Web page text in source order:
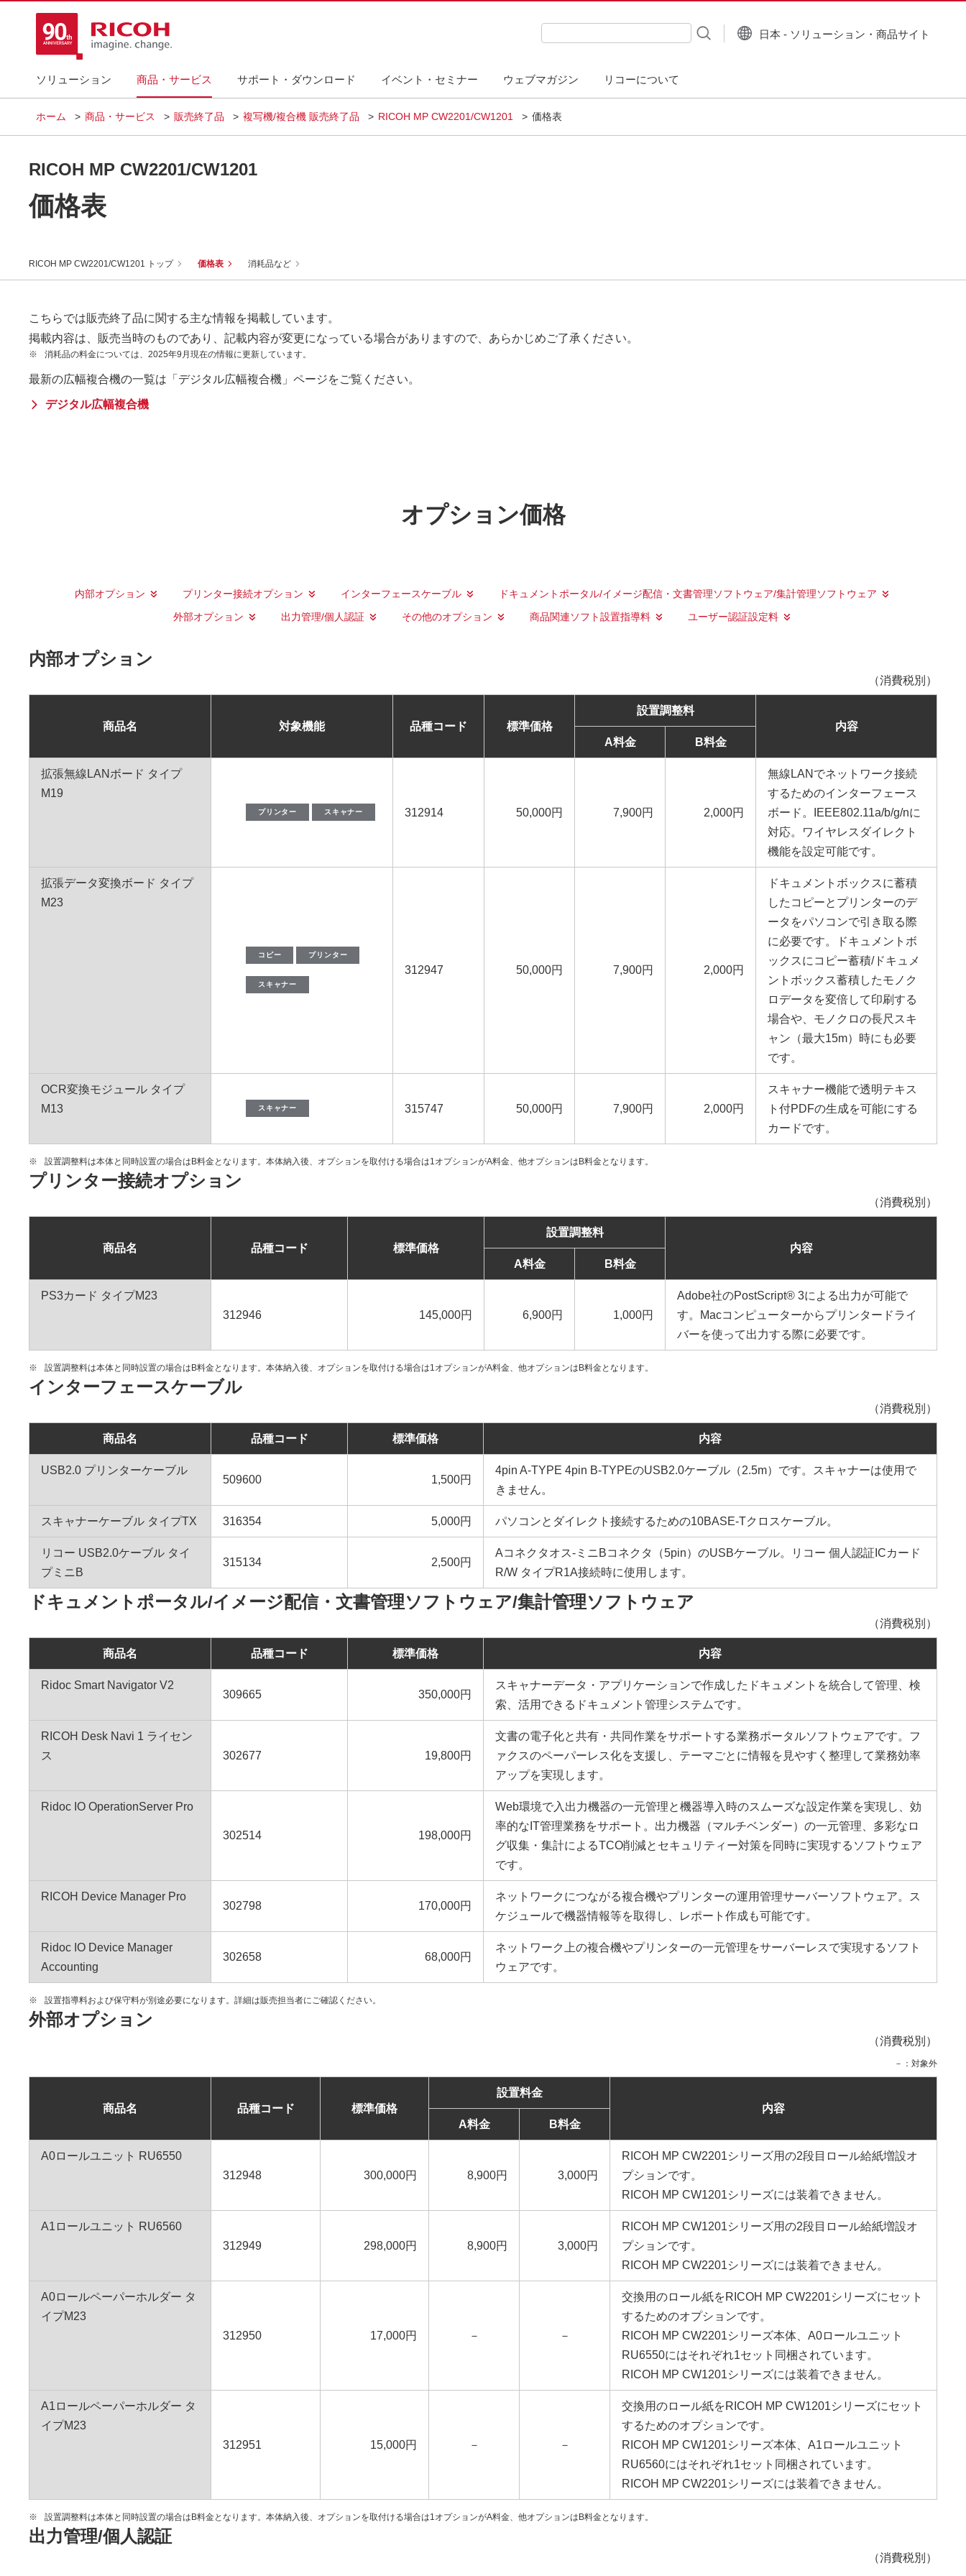
ソリューション 商品・サービス サポート・ダウンロード イベント・セミナー ウェブマガジン リコーについて
検索キーワード入力
日本 - ソリューション・商品サイト
ホーム 商品・サービス 販売終了品 複写機/複合機 販売終了品 RICOH MP CW2201/CW1201 価格表
RICOH MP CW2201/CW1201
価格表
RICOH MP CW2201/CW1201 トップ 価格表 消耗品など
こちらでは販売終了品に関する主な情報を掲載しています。
掲載内容は、販売当時のものであり、記載内容が変更になっている場合がありますので、あらかじめご了承ください。
※ 消耗品の料金については、2025年9月現在の情報に更新しています。
最新の広幅複合機の一覧は「デジタル広幅複合機」ページをご覧ください。
デジタル広幅複合機
オプション価格
内部オプション プリンター接続オプション インターフェースケーブル
ドキュメントポータル/イメージ配信・文書管理ソフトウェア/集計管理ソフトウェア
外部オプション
出力管理/個人認証 その他のオプション 商品関連ソフト設置指導料 ユーザー認証設定料
内部オプション
（消費税別）
商品名 対象機能 品種コード 標準価格
設置調整料
内容
A料金
B料金
拡張無線LANボード タイプ
M19
プリンター スキャナー 312914 50,000円 7,900円 2,000円
無線LANでネットワーク接続
するためのインターフェース
ボード。IEEE802.11a/b/g/nに
対応。ワイヤレスダイレクト
機能を設定可能です。
拡張データ変換ボード タイプ
M23
コピー プリンター
スキャナー
312947 50,000円 7,900円 2,000円
ドキュメントボックスに蓄積
したコピーとプリンターのデ
ータをパソコンで引き取る際
に必要です。ドキュメントボ
ックスにコピー蓄積/ドキュメ
ントボックス蓄積したモノク
ロデータを変倍して印刷する
場合や、モノクロの長尺スキ
ャン（最大15m）時にも必要
です。
OCR変換モジュール タイプ
M13
スキャナー 315747 50,000円 7,900円 2,000円
スキャナー機能で透明テキス
ト付PDFの生成を可能にする
カードです。
※ 設置調整料は本体と同時設置の場合はB料金となります。本体納入後、オプションを取付ける場合は1オプションがA料金、他オプションはB料金となります。
プリンター接続オプション
（消費税別）
商品名 品種コード 標準価格
設置調整料
内容
A料金
B料金
PS3カード タイプM23
312946
145,000円 6,900円 1,000円
Adobe社のPostScript® 3による出力が可能で
す。Macコンピューターからプリンタードライ
バーを使って出力する際に必要です。
※ 設置調整料は本体と同時設置の場合はB料金となります。本体納入後、オプションを取付ける場合は1オプションがA料金、他オプションはB料金となります。
インターフェースケーブル
（消費税別）
商品名 品種コード 標準価格 内容
USB2.0 プリンターケーブル
509600 1,500円
4pin A-TYPE 4pin B-TYPEのUSB2.0ケーブル（2.5m）です。スキャナーは使用で
きません。
スキャナーケーブル タイプTX 316354 5,000円 パソコンとダイレクト接続するための10BASE-Tクロスケーブル。
リコー USB2.0ケーブル タイ
プミニB
315134 2,500円
Aコネクタオス-ミニBコネクタ（5pin）のUSBケーブル。リコー 個人認証ICカード
R/W タイプR1A接続時に使用します。
ドキュメントポータル/イメージ配信・文書管理ソフトウェア/集計管理ソフトウェア
（消費税別）
商品名 品種コード 標準価格 内容
Ridoc Smart Navigator V2
309665 350,000円
スキャナーデータ・アプリケーションで作成したドキュメントを統合して管理、検
索、活用できるドキュメント管理システムです。
RICOH Desk Navi 1 ライセン
ス
302677 19,800円
文書の電子化と共有・共同作業をサポートする業務ポータルソフトウェアです。フ
ァクスのペーパーレス化を支援し、テーマごとに情報を見やすく整理して業務効率
アップを実現します。
Ridoc IO OperationServer Pro
302514 198,000円
Web環境で入出力機器の一元管理と機器導入時のスムーズな設定作業を実現し、効
率的なIT管理業務をサポート。出力機器（マルチベンダー）の一元管理、多彩なロ
グ収集・集計によるTCO削減とセキュリティー対策を同時に実現するソフトウェア
です。
RICOH Device Manager Pro
302798 170,000円
ネットワークにつながる複合機やプリンターの運用管理サーバーソフトウェア。ス
ケジュールで機器情報等を取得し、レポート作成も可能です。
Ridoc IO Device Manager
Accounting
302658 68,000円
ネットワーク上の複合機やプリンターの一元管理をサーバーレスで実現するソフト
ウェアです。
※ 設置指導料および保守料が別途必要になります。詳細は販売担当者にご確認ください。
外部オプション
（消費税別）
－：対象外
商品名 品種コード 標準価格
設置料金
内容
A料金
B料金
A0ロールユニット RU6550
312948
300,000円 8,900円 3,000円
RICOH MP CW2201シリーズ用の2段目ロール給紙増設オ
プションです。
RICOH MP CW1201シリーズには装着できません。
A1ロールユニット RU6560
312949
298,000円 8,900円 3,000円
RICOH MP CW1201シリーズ用の2段目ロール給紙増設オ
プションです。
RICOH MP CW2201シリーズには装着できません。
A0ロールペーパーホルダー タ
イプM23
312950
17,000円 － －
交換用のロール紙をRICOH MP CW2201シリーズにセット
するためのオプションです。
RICOH MP CW2201シリーズ本体、A0ロールユニット
RU6550にはそれぞれ1セット同梱されています。
RICOH MP CW1201シリーズには装着できません。
A1ロールペーパーホルダー タ
イプM23
312951
15,000円 － －
交換用のロール紙をRICOH MP CW1201シリーズにセット
するためのオプションです。
RICOH MP CW1201シリーズ本体、A1ロールユニット
RU6560にはそれぞれ1セット同梱されています。
RICOH MP CW2201シリーズには装着できません。
※ 設置調整料は本体と同時設置の場合はB料金となります。本体納入後、オプションを取付ける場合は1オプションがA料金、他オプションはB料金となります。
出力管理/個人認証
（消費税別）